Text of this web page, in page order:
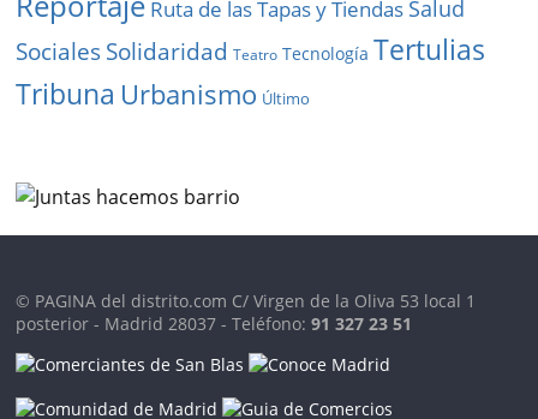
Ruta de las Tapas y Tiendas Salud
SocialesSolidaridad Teatro Tecnología Tertulias
Tribuna Urbanismo Último
© PAGINA del distrito.com C/ Virgen de la Oliva 53 local 1
posterior - Madrid 28037 - Teléfono:91 327 23 51